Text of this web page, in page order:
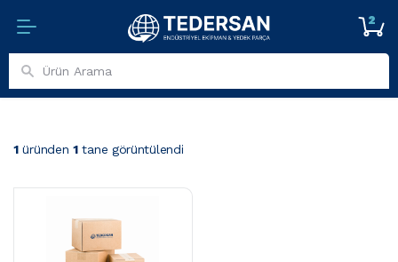
2
1üründen1tane görüntülendi